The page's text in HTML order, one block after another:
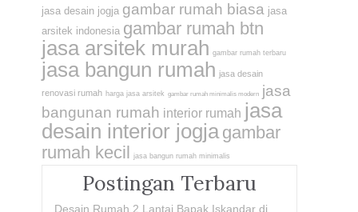
jasa desain jogja gambar rumah biasa jasa
arsitek indonesia gambar rumah btn
jasa arsitek murah gambar rumah terbaru
jasa bangun rumah jasa desain
renovasi rumah
harga jasa arsitek gambar rumah minimalis modern
jasa
bangunan rumah interior rumah jasa
desain interior jogja gambar
rumah kecil jasa bangun rumah minimalis
Postingan Terbaru
Desain Rumah 2 Lantai Bapak Iskandar di